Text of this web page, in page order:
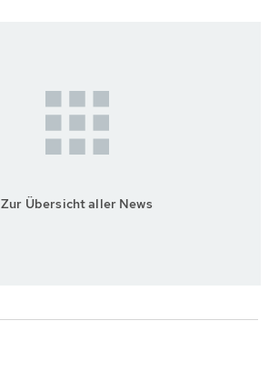
Zur Übersicht aller News